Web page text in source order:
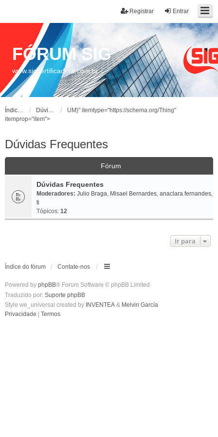
Entrar
Registrar
FÓRUM SIG
www.sigcertificadora.com.br
Índice do fórum Dúvidas Frequentes
UM}" itemtype="https://schema.org/Thing"
itemprop="item">
Dúvidas Frequentes
Fórum
Dúvidas Frequentes
Moderadores: Julio Braga, Misael Bernardes, anaclara.fernandes,
ti
Tópicos: 12
Ir para
Índice do fórum Contate-nos
Powered by phpBB® Forum Software © phpBB Limited
Traduzido por: Suporte phpBB
Style we_universal created by INVENTEA & Melvin García
Privacidade
Termos